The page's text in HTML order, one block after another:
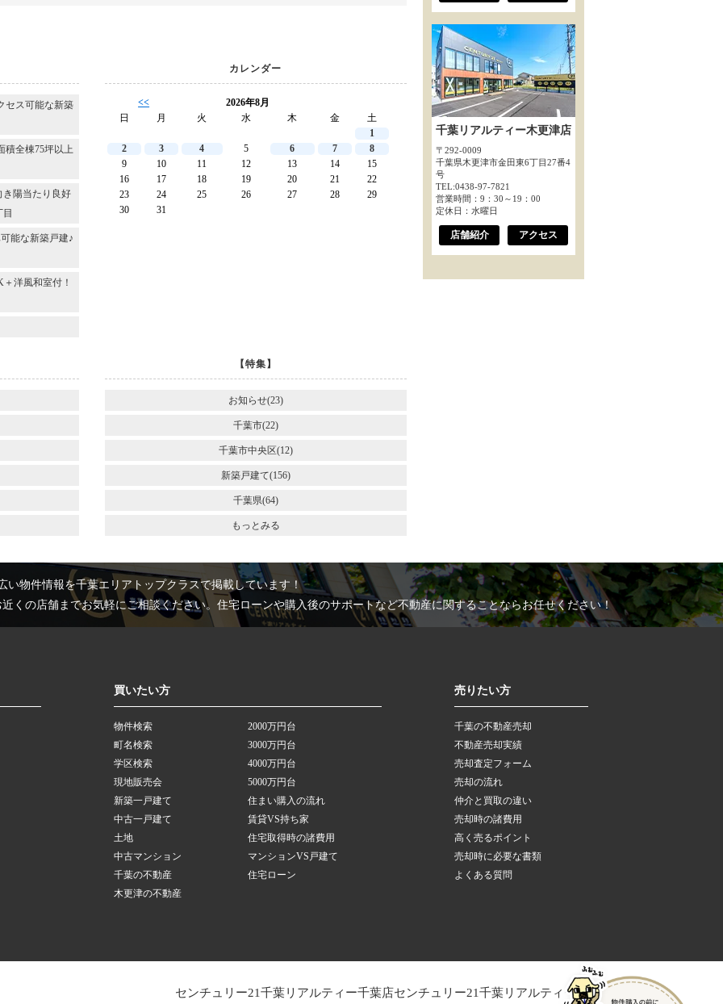
セス可能な新築
積全棟75坪以上
き陽当たり良好
能な新築戸建♪
洋風和室付！
カレンダー
<<
2026年8月
日
月 火 水 木 金
土
1
2
3 4 5 6 7
8
9
10 11 12 13 14
15
16
17 18 19 20 21
22
23
24 25 26 27 28
29
30
31
【特集】
お知らせ(23)
千葉市(22)
千葉市中央区(12)
新築戸建て(156)
千葉県(64)
もっとみる
千葉リアルティー木更津店
〒292-0009
千葉県木更津市金田東6丁目27番4
号
TEL:0438-97-7821
営業時間：9：30～19：00
定休日：水曜日
店舗紹介 アクセス
物件情報を千葉エリアトップクラスで掲載しています！
くの店舗までお気軽にご相談ください。住宅ローンや購入後のサポートなど不動産に関することならお任せください！
買いたい方
物件検索
町名検索
学区検索
現地販売会
新築一戸建て
中古一戸建て
土地
中古マンション
千葉の不動産
木更津の不動産
2000万円台
3000万円台
4000万円台
5000万円台
住まい購入の流れ
賃貸VS持ち家
住宅取得時の諸費用
マンションVS戸建て
住宅ローン
売りたい方
千葉の不動産売却
不動産売却実績
売却査定フォーム
売却の流れ
仲介と買取の違い
売却時の諸費用
高く売るポイント
売却時に必要な書類
よくある質問
センチュリー21千葉リアルティー千葉店センチュリー21千葉リアルティー木更津店